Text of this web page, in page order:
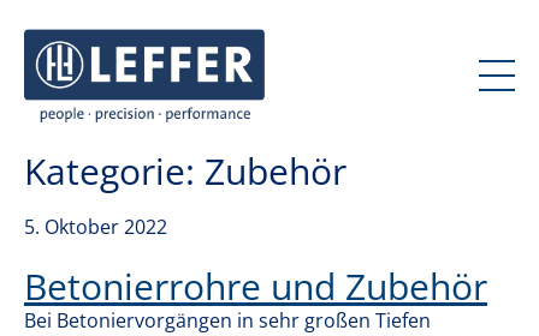
Kategorie: Zubehör
5. Oktober 2022
Betonierrohre und Zubehör
Bei Betoniervorgängen in sehr großen Tiefen